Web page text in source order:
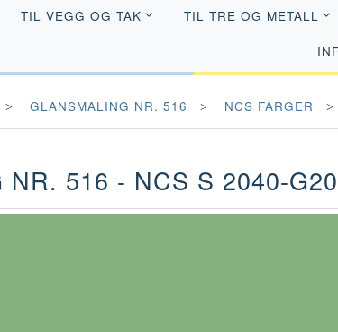
TIL VEGG OG TAK TIL TRE OG METALL
GLANSMALING NR. 516 NCS FARGER
NR. 516 - NCS S 2040-